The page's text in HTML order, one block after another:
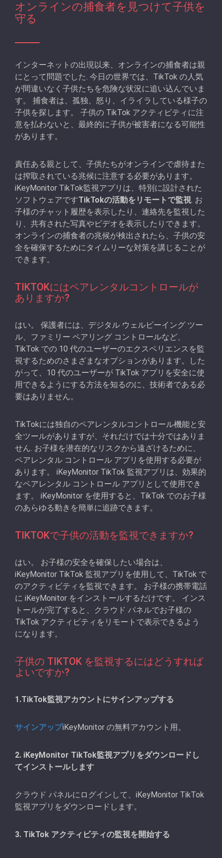
オンラインの捕食者を見つけて子供を
守る
インターネットの出現以来、オンラインの捕食者は親
にとって問題でした. 今日の世界では、TikTok の人気
が間違いなく子供たちを危険な状況に追い込んでいま
す。 捕食者は、孤独、怒り、イライラしている様子の
子供を探します。 子供の TikTok アクティビティに注
意を払わないと、最終的に子供が被害者になる可能性
があります。
責任ある親として、子供たちがオンラインで虐待また
は搾取されている兆候に注意する必要があります。
iKeyMonitor TikTok監視アプリは、特別に設計された
ソフトウェアですTikTokの活動をリモートで監視. お
子様のチャット履歴を表示したり、連絡先を監視した
り、共有された写真やビデオを表示したりできます。
オンラインの捕食者の兆候が検出されたら、子供の安
全を確保するためにタイムリーな対策を講じることが
できます。
TIKTOKにはペアレンタルコントロールが
ありますか?
はい。 保護者には、デジタル ウェルビーイング ツー
ル、ファミリー ペアリング コントロールなど、
TikTok での 10 代のユーザーのエクスペリエンスを監
視するためのさまざまなオプションがあります。した
がって、10 代のユーザーが TikTok アプリを安全に使
用できるようにする方法を知るのに、技術者である必
要はありません。
TikTokには独自のペアレンタルコントロール機能と安
全ツールがありますが、それだけでは十分ではありま
せん. お子様を潜在的なリスクから遠ざけるために、
ペアレンタル コントロール アプリを使用する必要が
あります。 iKeyMonitor TikTok 監視アプリは、効果的
なペアレンタル コントロール アプリとして使用でき
ます。 iKeyMonitor を使用すると、TikTok でのお子様
のあらゆる動きを簡単に追跡できます。
TIKTOKで子供の活動を監視できますか?
はい。 お子様の安全を確保したい場合は、
iKeyMonitor TikTok 監視アプリを使用して、TikTok で
のアクティビティを監視できます。 お子様の携帯電話
に iKeyMonitor をインストールするだけです。 インス
トールが完了すると、クラウド パネルでお子様の
TikTok アクティビティをリモートで表示できるよう
になります。
子供の TIKTOK を監視するにはどうすれば
よいですか?
1.TikTok監視アカウントにサインアップする
サインアップiKeyMonitor の無料アカウント用。
2. iKeyMonitor TikTok監視アプリをダウンロードし
てインストールします
クラウド パネルにログインして、iKeyMonitor TikTok
監視アプリをダウンロードします。
3. TikTok アクティビティの監視を開始する